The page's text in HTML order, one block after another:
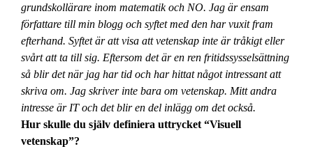
grundskollärare inom matematik och NO. Jag är ensam
författare till min blogg och syftet med den har vuxit fram
efterhand. Syftet är att visa att vetenskap inte är tråkigt eller
svårt att ta till sig. Eftersom det är en ren fritidssysselsättning
så blir det när jag har tid och har hittat något intressant att
skriva om. Jag skriver inte bara om vetenskap. Mitt andra
intresse är IT och det blir en del inlägg om det också.
Hur skulle du själv definiera uttrycket “Visuell
vetenskap”?